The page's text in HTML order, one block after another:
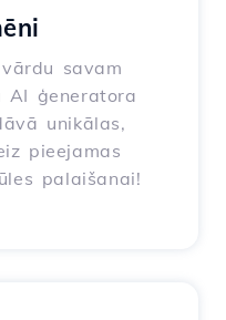
savam
AI ģeneratora
unikālas,
pieejamas
palaišanai!